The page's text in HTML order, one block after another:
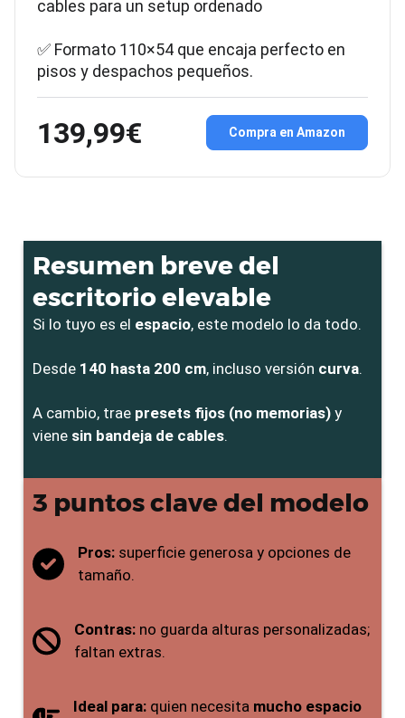
cables para un setup ordenado
✅ Formato 110×54 que encaja perfecto en
pisos y despachos pequeños.
139,99€ Compra en Amazon
Resumen breve del
escritorio elevable
Si lo tuyo es el espacio, este modelo lo da todo.
Desde 140 hasta 200 cm, incluso versión curva.
A cambio, trae presets fijos (no memorias) y
viene sin bandeja de cables.
3 puntos clave del modelo
Pros: superficie generosa y opciones de
tamaño.
Contras:no guarda alturas personalizadas;
faltan extras.
Ideal para:quien necesita mucho espacio